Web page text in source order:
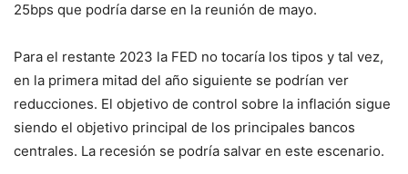
25bps que podría darse en la reunión de mayo.
Para el restante 2023 la FED no tocaría los tipos y tal vez,
en la primera mitad del año siguiente se podrían ver
reducciones. El objetivo de control sobre la inflación sigue
siendo el objetivo principal de los principales bancos
centrales. La recesión se podría salvar en este escenario.